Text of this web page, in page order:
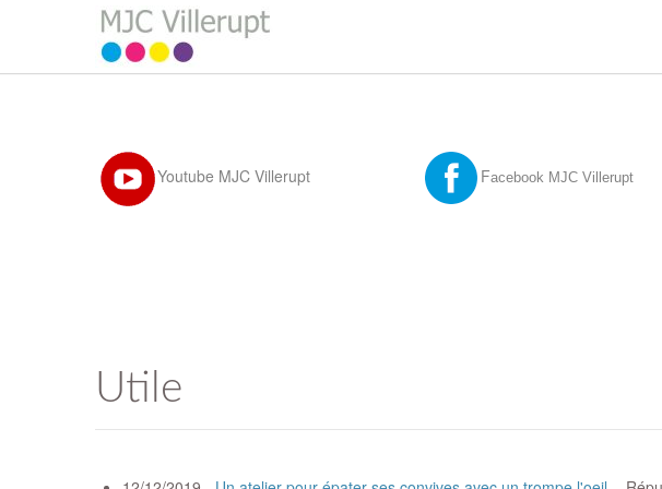
Youtube MJC Villerupt Facebook MJC Villerupt
Utile